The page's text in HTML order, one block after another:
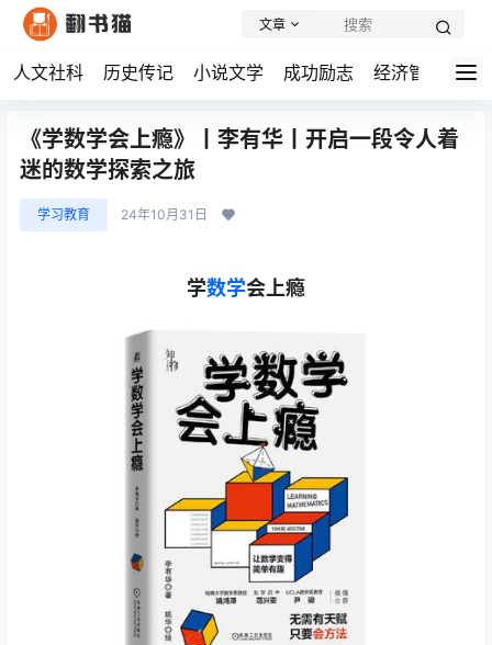
人文社科 历史传记 小说文学 成功励志 经济管理 学
文章
《学数学会上瘾》丨李有华丨开启一段令人着
迷的数学探索之旅
学习教育 24年10月31日
学数学会上瘾